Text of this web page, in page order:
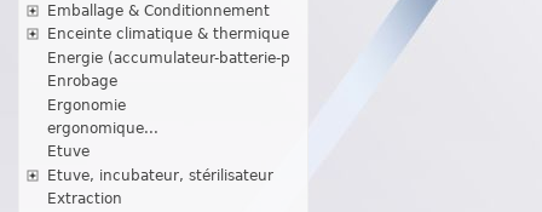
Emballage & Conditionnement
Enceinte climatique & thermique
Energie (accumulateur-batterie-p
Enrobage
Ergonomie
ergonomique...
Etuve
Etuve, incubateur, stérilisateur
Extraction